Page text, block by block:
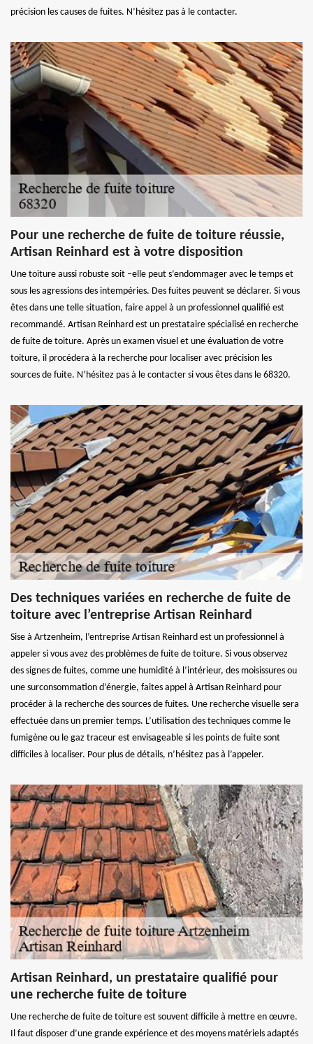
précision les causes de fuites. N’hésitez pas à le contacter.
Pour une recherche de fuite de toiture réussie,
Artisan Reinhard est à votre disposition
Une toiture aussi robuste soit –elle peut s’endommager avec le temps et
sous les agressions des intempéries. Des fuites peuvent se déclarer. Si vous
êtes dans une telle situation, faire appel à un professionnel qualifié est
recommandé. Artisan Reinhard est un prestataire spécialisé en recherche
de fuite de toiture. Après un examen visuel et une évaluation de votre
toiture, il procédera à la recherche pour localiser avec précision les
sources de fuite. N’hésitez pas à le contacter si vous êtes dans le 68320.
Des techniques variées en recherche de fuite de
toiture avec l’entreprise Artisan Reinhard
Sise à Artzenheim, l’entreprise Artisan Reinhard est un professionnel à
appeler si vous avez des problèmes de fuite de toiture. Si vous observez
des signes de fuites, comme une humidité à l’intérieur, des moisissures ou
une surconsommation d’énergie, faites appel à Artisan Reinhard pour
procéder à la recherche des sources de fuites. Une recherche visuelle sera
effectuée dans un premier temps. L’utilisation des techniques comme le
fumigène ou le gaz traceur est envisageable si les points de fuite sont
difficiles à localiser. Pour plus de détails, n’hésitez pas à l’appeler.
Artisan Reinhard, un prestataire qualifié pour
une recherche fuite de toiture
Une recherche de fuite de toiture est souvent difficile à mettre en œuvre.
Il faut disposer d’une grande expérience et des moyens matériels adaptés